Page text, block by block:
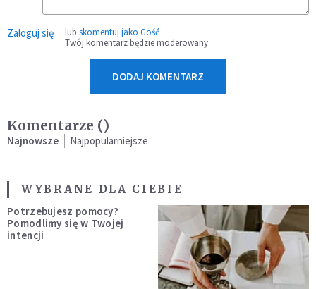
Zaloguj się lub skomentuj jako Gość
Twój komentarz będzie moderowany
DODAJ KOMENTARZ
Komentarze ()
Najnowsze Najpopularniejsze
WYBRANE DLA CIEBIE
Potrzebujesz pomocy?
Pomodlimy się w Twojej
intencji